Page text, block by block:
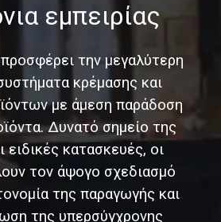
εμπειρίας
την μεγαλύτερη
κρέμασης και
με άμεση παράδοση
Δυνατό σημείο της
ειδικές κατασκευές, οι
τον άψογο σχεδιασμό
της παραγωγής και
της υπερσύγχρονης